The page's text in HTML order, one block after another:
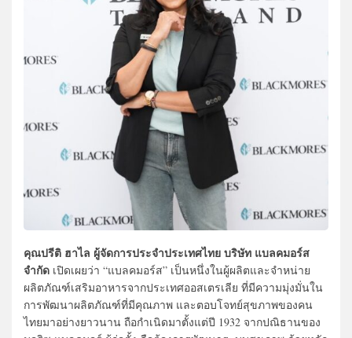
คุณปรีติ ฮาไล ผู้จัดการประจำประเทศไทย บริษัท แบลคมอร์ส
จำกัด เปิดเผยว่า “แบลคมอร์ส” เป็นหนึ่งในผู้ผลิตและจำหน่าย
ผลิตภัณฑ์เสริมอาหารจากประเทศออสเตรเลีย ที่มีความมุ่งมั่นใน
การพัฒนาผลิตภัณฑ์ที่มีคุณภาพ และตอบโจทย์สุขภาพของคน
ไทยมาอย่างยาวนาน ถือกำเนิดมาตั้งแต่ปี 1932 จากปณิธานของ